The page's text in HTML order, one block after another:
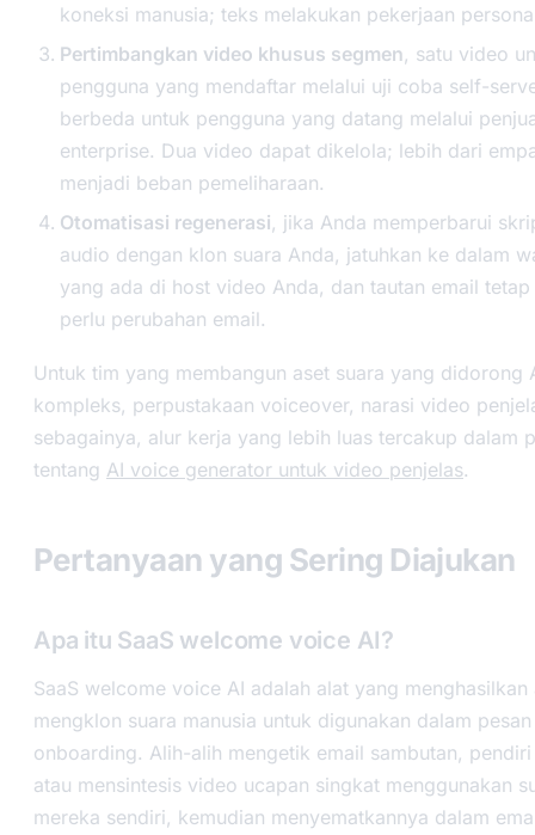
koneksi manusia; teks melakukan pekerjaan
Pertimbangkan video khusus segmen, satu video
pengguna yang mendaftar melalui uji coba self-
berbeda untuk pengguna yang datang melalui
enterprise. Dua video dapat dikelola; lebih dari
menjadi beban pemeliharaan.
Otomatisasi regenerasi, jika Anda memperbarui
audio dengan klon suara Anda, jatuhkan ke dalam
yang ada di host video Anda, dan tautan email
perlu perubahan email.
Untuk tim yang membangun aset suara yang didorong
kompleks, perpustakaan voiceover, narasi video
sebagainya, alur kerja yang lebih luas tercakup dalam
tentang AI voice generator untuk video penjelas.
Pertanyaan yang Sering Diajukan
Apa itu SaaS welcome voice AI?
SaaS welcome voice AI adalah alat yang menghasilkan
mengklon suara manusia untuk digunakan dalam
onboarding. Alih-alih mengetik email sambutan,
atau mensintesis video ucapan singkat menggunakan
mereka sendiri, kemudian menyematkannya dalam